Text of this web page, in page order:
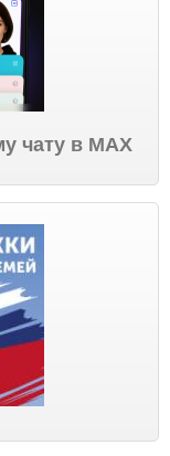
чату в МАХ